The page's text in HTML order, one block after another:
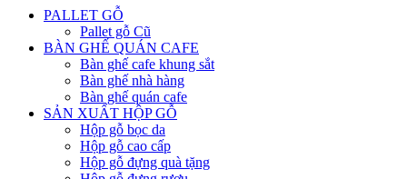
PALLET GỖ
Pallet gỗ Cũ
BÀN GHẾ QUÁN CAFE
Bàn ghế cafe khung sắt
Bàn ghế nhà hàng
Bàn ghế quán cafe
SẢN XUẤT HỘP GỖ
Hộp gỗ bọc da
Hộp gỗ cao cấp
Hộp gỗ đựng quà tặng